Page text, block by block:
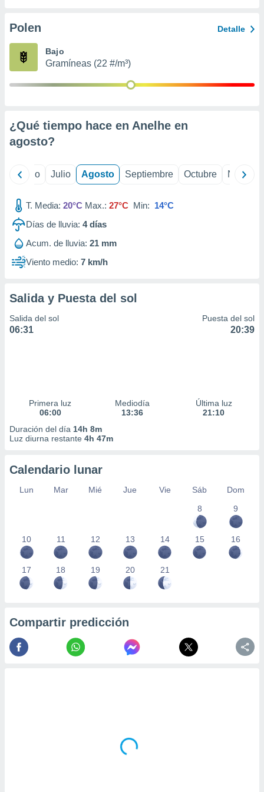
e
mediante
de
1199
Polen Detalle
Bajo
Gramíneas (22 #/m³)
¿Qué tiempo hace en Anelhe en
agosto?
Junio Julio Agosto Septiembre Octubre
T. Media: 20°C Max.: 27°C Min: 14°C
Días de lluvia: 4días
Acum. de lluvia: 21 mm
Viento medio: 7 km/h
Salida y Puesta del sol
Salida del sol
06:31
Puesta del sol
20:39
Primera luz
06:00
Mediodía
13:36
Última luz
21:10
Duración del día 14h 8m
Luz diurna restante 4h 47m
Calendario lunar
Lun Mar Mié Jue Vie Sáb
Dom
8
9
10 11 12 13 14 15 16
17 18 19 20 21
Compartir predicción